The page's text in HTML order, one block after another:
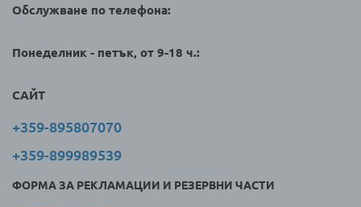
Обслужване по телефона:
Понеделник - петък, от 9-18 ч.:
САЙТ
+359-895807070
+359-899989539
ФОРМА ЗА РЕКЛАМАЦИИ И РЕЗЕРВНИ ЧАСТИ